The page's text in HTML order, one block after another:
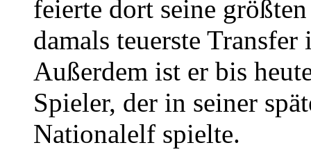
feierte dort seine
damals teuerste
Außerdem ist er bis
Spieler, der in seiner
Nationalelf spielte.